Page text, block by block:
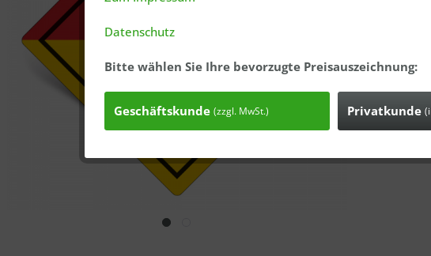
Datenschutz
Bitte wählen Sie Ihre bevorzugte Preisauszeichnung:
Geschäftskunde (zzgl. MwSt.) Privatkunde